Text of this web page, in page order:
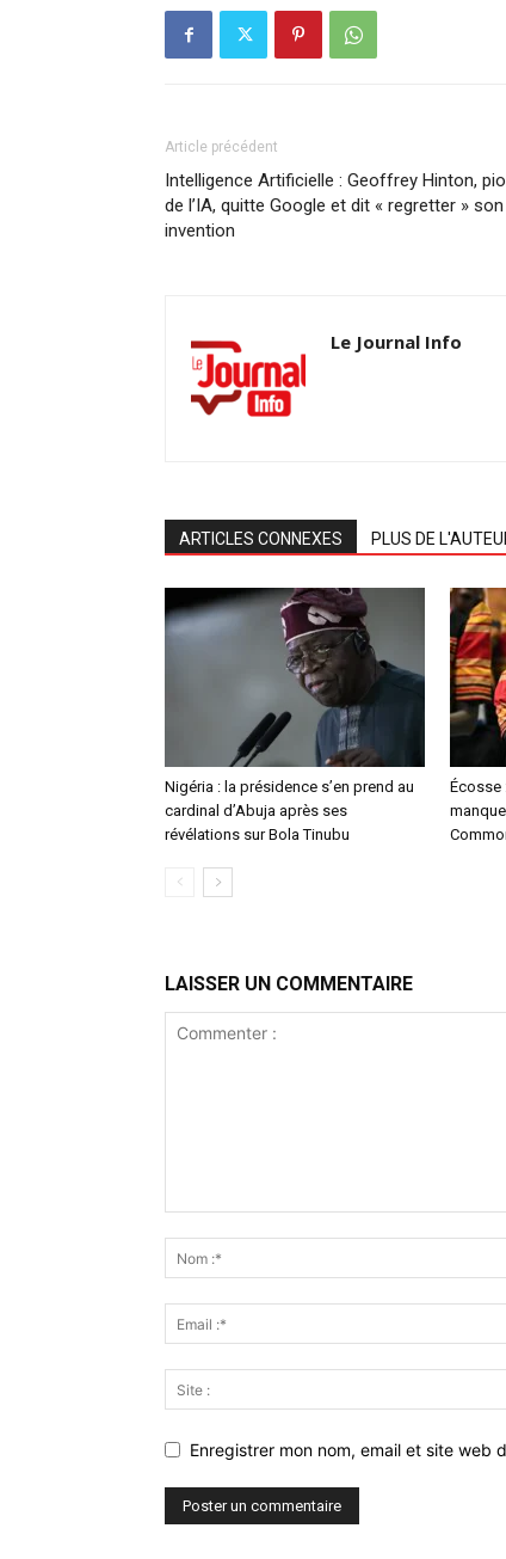
Article précédent
Intelligence Artificielle : Geoffrey Hinton,
de l’IA, quitte Google et dit « regretter » son
invention
Le Journal Info
ARTICLES CONNEXES PLUS DE
Nigéria : la présidence s’en prend au
cardinal d’Abuja après ses
révélations sur Bola Tinubu
Écosse
LAISSER UN COMMENTAIRE
Enregistrer mon nom, email et site web